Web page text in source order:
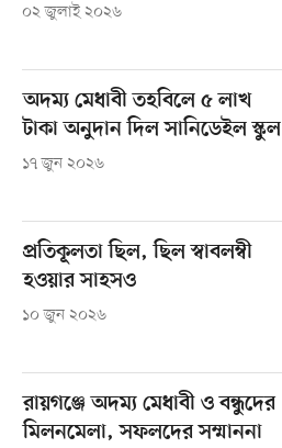
০২ জুলাই ২০২৬
অদম্য মেধাবী তহবিলে ৫ লাখ
টাকা অনুদান দিল সানিডেইল স্কুল
১৭ জুন ২০২৬
প্রতিকূলতা ছিল, ছিল স্বাবলম্বী
হওয়ার সাহসও
১০ জুন ২০২৬
রায়গঞ্জে অদম্য মেধাবী ও বন্ধুদের
মিলনমেলা, সফলদের সম্মাননা